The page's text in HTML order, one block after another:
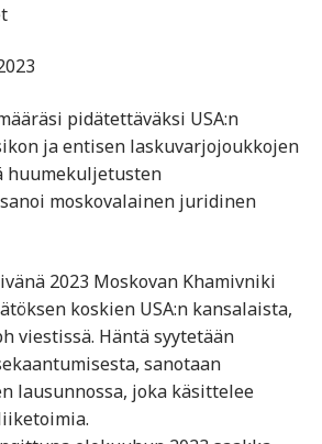
pidätettäväksi USA:n
ja entisen laskuvarjojoukkojen
huumekuljetusten
moskovalainen juridinen
2023 Moskovan Khamivniki
koskien USA:n kansalaista,
viestissä. Häntä syytetään
sanotaan
lausunnossa, joka käsittelee